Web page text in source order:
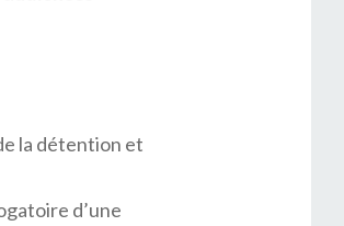
la détention et
d’une